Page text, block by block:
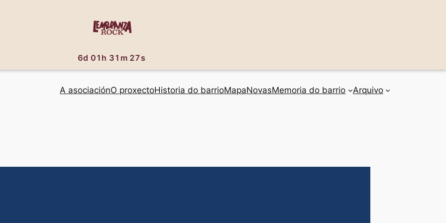
A asociaciónO proxectoHistoria do barrioMapaNovasMemoria do barrio Arquivo
6d 01h 31m 26s